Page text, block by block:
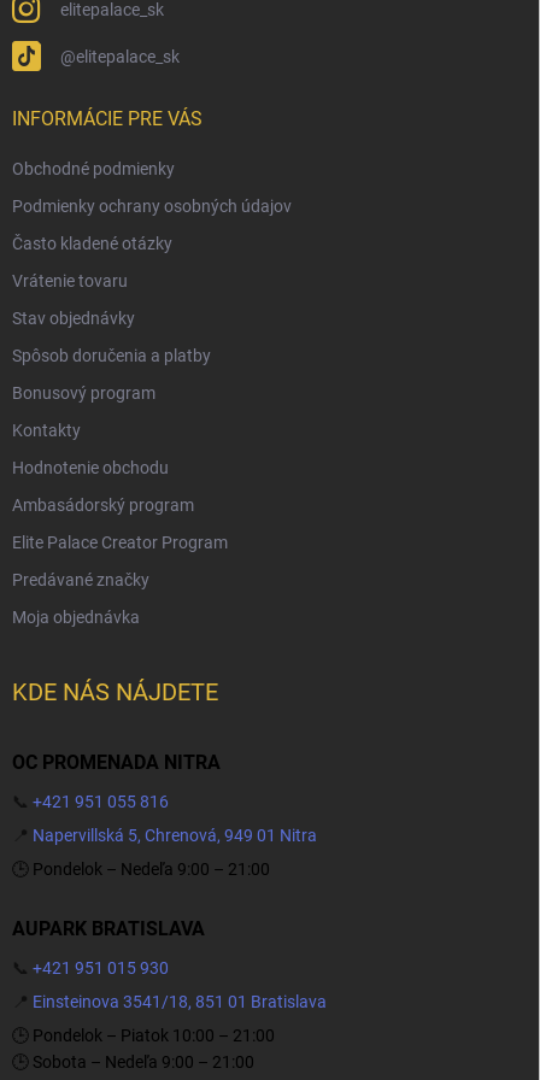
elitepalace_sk
@elitepalace_sk
INFORMÁCIE PRE VÁS
Obchodné podmienky
Podmienky ochrany osobných údajov
Často kladené otázky
Vrátenie tovaru
Stav objednávky
Spôsob doručenia a platby
Bonusový program
Kontakty
Hodnotenie obchodu
Ambasádorský program
Elite Palace Creator Program
Predávané značky
Moja objednávka
KDE NÁS NÁJDETE
OC PROMENADA NITRA
📞 +421 951 055 816
📍 Napervillská 5, Chrenová, 949 01 Nitra
🕒 Pondelok – Nedeľa 9:00 – 21:00
AUPARK BRATISLAVA
📞 +421 951 015 930
📍 Einsteinova 3541/18, 851 01 Bratislava
🕒 Pondelok – Piatok 10:00 – 21:00
🕒 Sobota – Nedeľa 9:00 – 21:00